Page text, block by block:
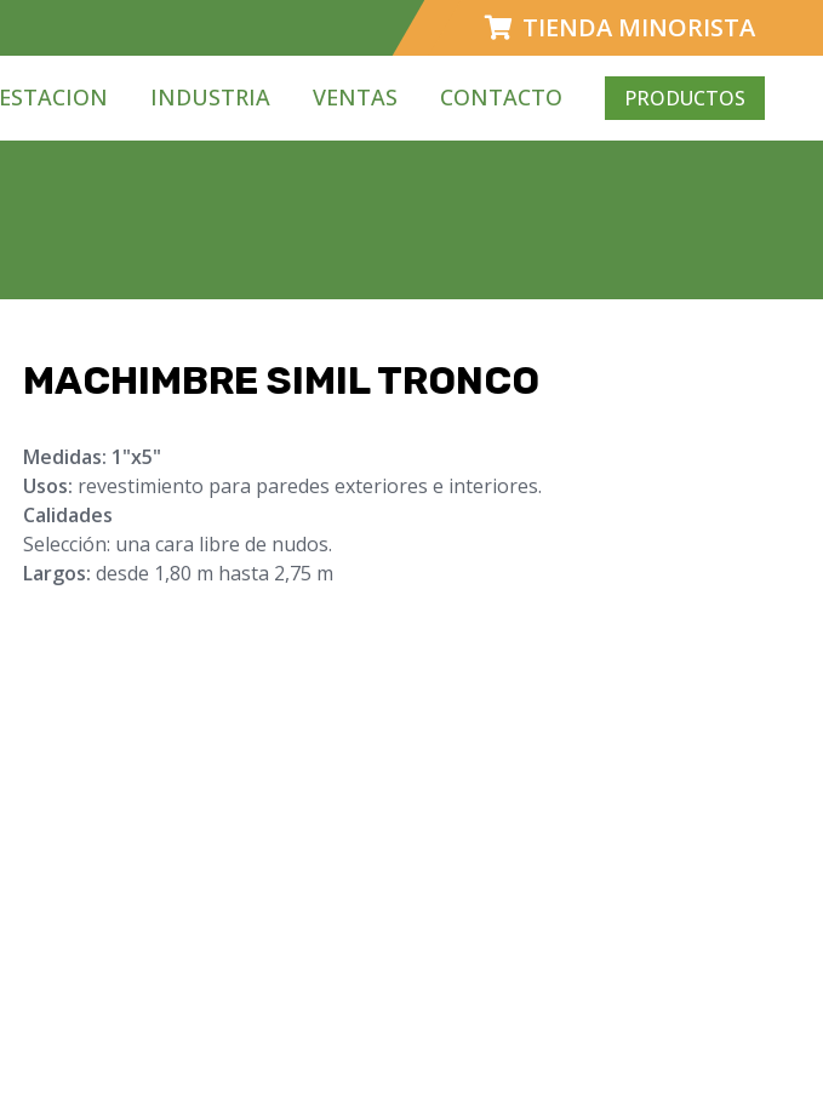
TIENDA MINORISTA
INDUSTRIA VENTAS CONTACTO PRODUCTOS
MACHIMBRE SIMIL TRONCO
Medidas: 1"x5"
Usos: revestimiento para paredes exteriores e interiores.
Calidades
Selección: una cara libre de nudos.
Largos: desde 1,80 m hasta 2,75 m